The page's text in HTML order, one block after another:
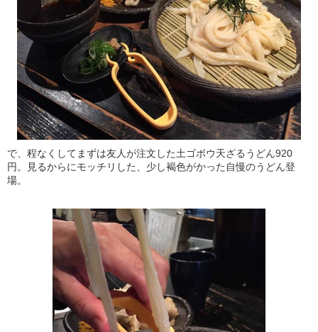
で、程なくしてまずは友人が注文した土ゴボウ天ざるうどん920
円。見るからにモッチリした、少し褐色がかった自慢のうどん登
場。